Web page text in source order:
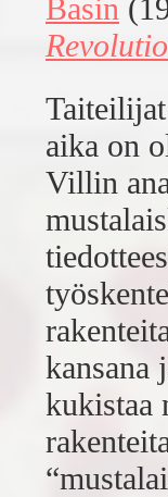
Basin
aika on
Villin
kansana
kukistaa